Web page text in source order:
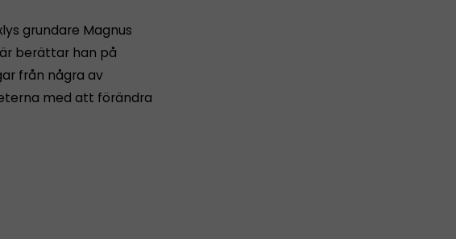
grundare Magnus
berättar han på
från några av
med att förändra